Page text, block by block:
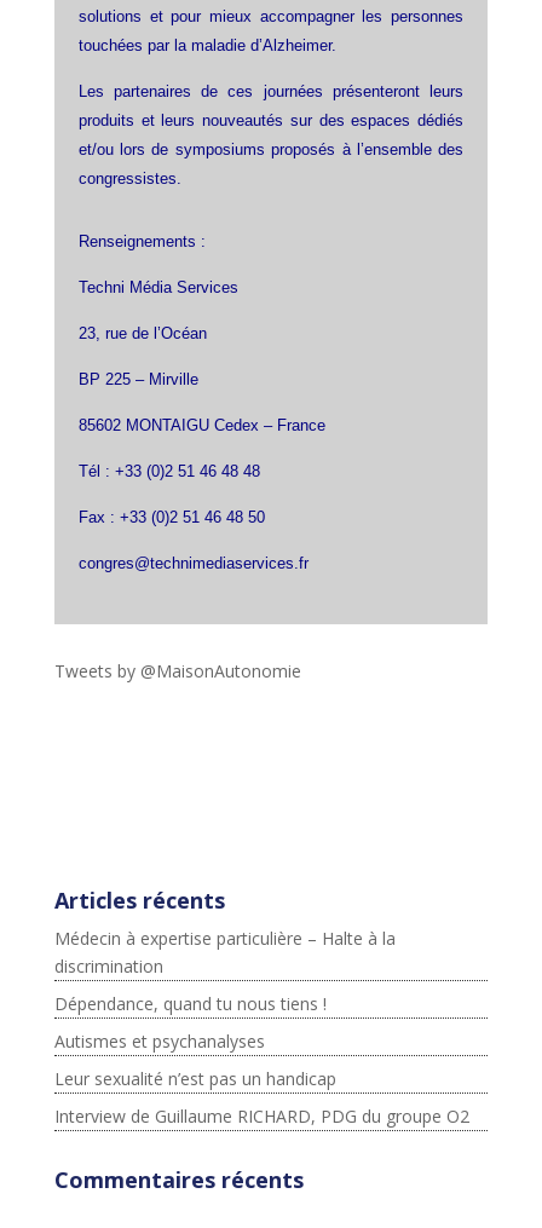
solutions et pour mieux accompagner les personnes
touchées par la maladie d’Alzheimer.
Les partenaires de ces journées présenteront leurs
produits et leurs nouveautés sur des espaces dédiés
et/ou lors de symposiums proposés à l’ensemble des
congressistes.
Renseignements :
Techni Média Services
23, rue de l’Océan
BP 225 – Mirville
85602 MONTAIGU Cedex – France
Tél : +33 (0)2 51 46 48 48
Fax : +33 (0)2 51 46 48 50
congres@technimediaservices.fr
Tweets by @MaisonAutonomie
Articles récents
Médecin à expertise particulière – Halte à la
discrimination
Dépendance, quand tu nous tiens !
Autismes et psychanalyses
Leur sexualité n’est pas un handicap
Interview de Guillaume RICHARD, PDG du groupe O2
Commentaires récents